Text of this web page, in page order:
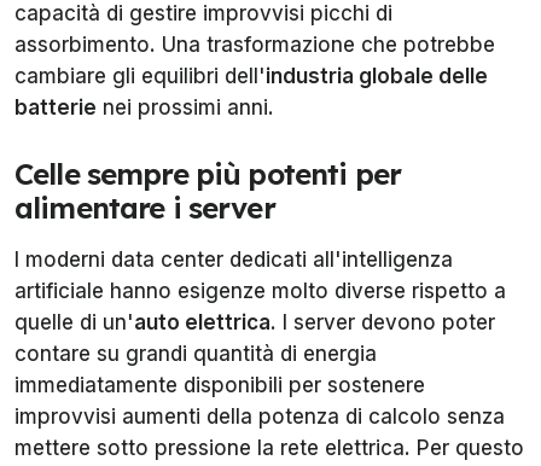
capacità di gestire improvvisi picchi di
assorbimento. Una trasformazione che potrebbe
cambiare gli equilibri dell'industria globale delle
batterie nei prossimi anni.
Celle sempre più potenti per
alimentare i server
I moderni data center dedicati all'intelligenza
artificiale hanno esigenze molto diverse rispetto a
quelle di un'auto elettrica. I server devono poter
contare su grandi quantità di energia
immediatamente disponibili per sostenere
improvvisi aumenti della potenza di calcolo senza
mettere sotto pressione la rete elettrica. Per questo